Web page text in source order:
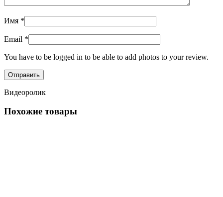
Имя *
Email *
You have to be logged in to be able to add photos to your review.
Видеоролик
Похожие товары